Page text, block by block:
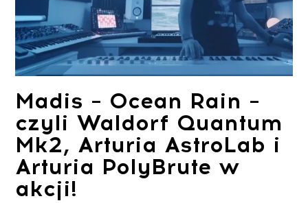
Madis – Ocean Rain –
czyli Waldorf Quantum
Mk2, Arturia AstroLab i
Arturia PolyBrute w
akcji!